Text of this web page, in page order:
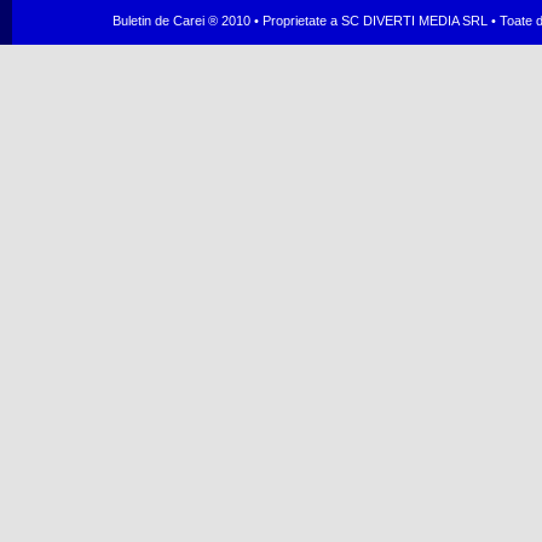
Buletin de Carei ® 2010 • Proprietate a SC DIVERTI MEDIA SRL •